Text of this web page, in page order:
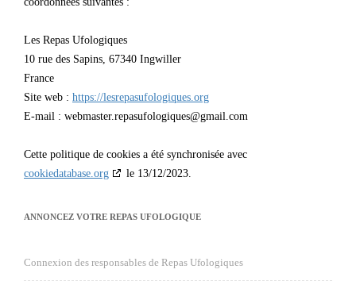
Les Repas Ufologiques
10 rue des Sapins, 67340 Ingwiller
France
Site web : https://lesrepasufologiques.org
E-mail : webmaster.repasufologiques@gmail.com
Cette politique de cookies a été synchronisée avec
cookiedatabase.org
le 13/12/2023.
ANNONCEZ VOTRE REPAS UFOLOGIQUE
Connexion des responsables de Repas Ufologiques